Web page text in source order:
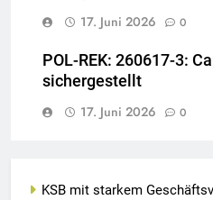
17. Juni 2026
0
POL-REK: 260617-3:
sichergestellt
17. Juni 2026
0
KSB mit starkem